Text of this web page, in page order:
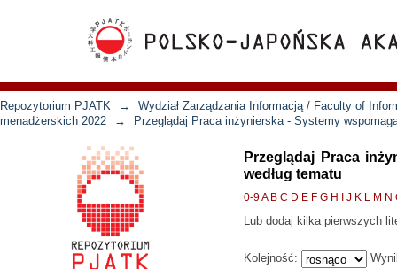
Repozytorium PJATK →
Wydział Zarządzania Informacją / Faculty of
menadżerskich 2022
→ Przeglądaj Praca inżynierska - Systemy
Przeglądaj Praca
według tematu
0-9A B C D E F G H J K L M N
Lub dodaj kilka pierwszych
Kolejność: